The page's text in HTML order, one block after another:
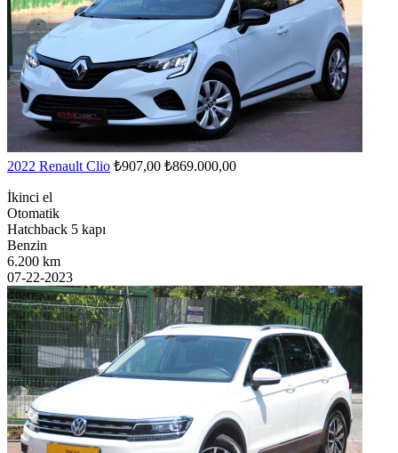
2022 Renault Clio ₺907,00 ₺869.000,00
İkinci el
Otomatik
Hatchback 5 kapı
Benzin
6.200 km
07-22-2023